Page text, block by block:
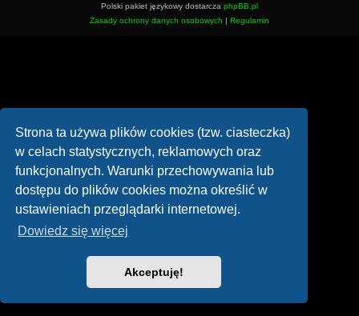
Strona ta używa plików cookies (tzw. ciasteczka)
w celach statystycznych, reklamowych oraz
funkcjonalnych. Warunki przechowywania lub
dostępu do plików cookies można określić w
ustawieniach przeglądarki internetowej.
Dowiedz się więcej
Akceptuję!
Polski pakiet językowy dostarcza phpBB.pl
Zasady ochrony danych osobowych | Regulamin